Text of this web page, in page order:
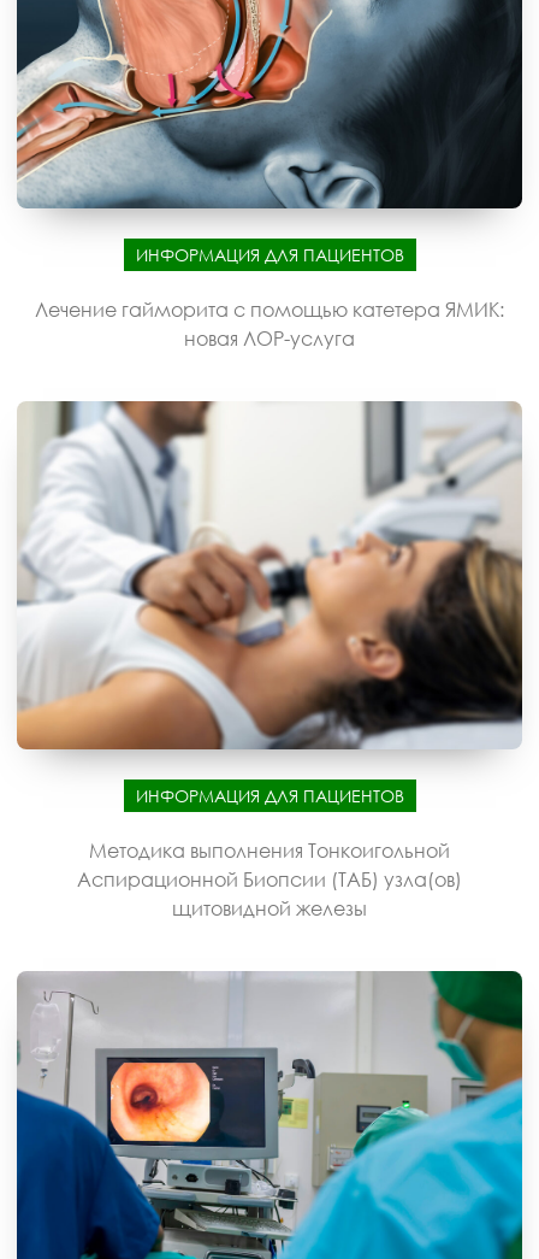
ИНФОРМАЦИЯ ДЛЯ ПАЦИЕНТОВ
Лечение гайморита с помощью катетера ЯМИК:
новая ЛОР-услуга
ИНФОРМАЦИЯ ДЛЯ ПАЦИЕНТОВ
Методика выполнения Тонкоигольной
Аспирационной Биопсии (ТАБ) узла(ов)
щитовидной железы